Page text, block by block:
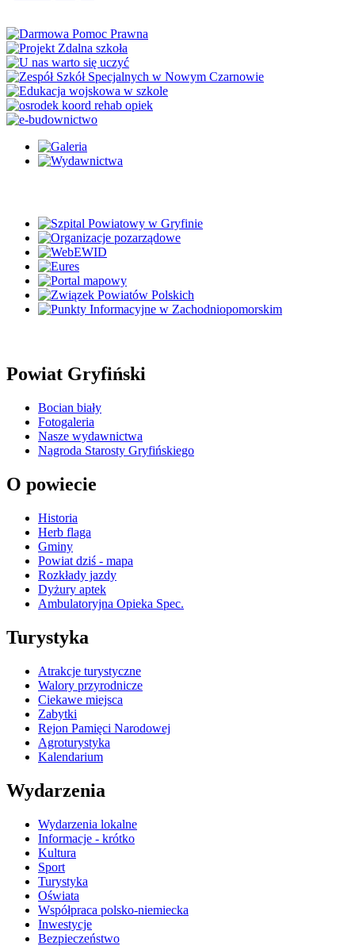
Powiat Gryfiński
Bocian biały
Fotogaleria
Nasze wydawnictwa
Nagroda Starosty Gryfińskiego
O powiecie
Historia
Herb flaga
Gminy
Powiat dziś - mapa
Rozkłady jazdy
Dyżury aptek
Ambulatoryjna Opieka Spec.
Turystyka
Atrakcje turystyczne
Walory przyrodnicze
Ciekawe miejsca
Zabytki
Rejon Pamięci Narodowej
Agroturystyka
Kalendarium
Wydarzenia
Wydarzenia lokalne
Informacje - krótko
Kultura
Sport
Turystyka
Oświata
Współpraca polsko-niemiecka
Inwestycje
Bezpieczeństwo